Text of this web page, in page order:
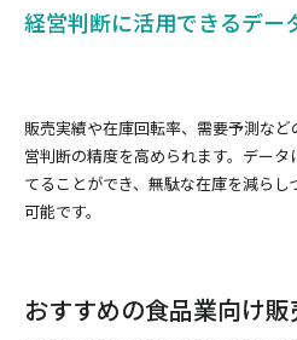
経営判断に活用できるデー
販売実績や在庫回転率、需要予測な
営判断の精度を高められます。デー
てることができ、無駄な在庫を減ら
可能です。
おすすめの食品業向け